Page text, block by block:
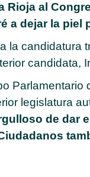
Rioja al
a dejar la piel
la candidatura
candidata,
Parlamentario
legislatura
de dar